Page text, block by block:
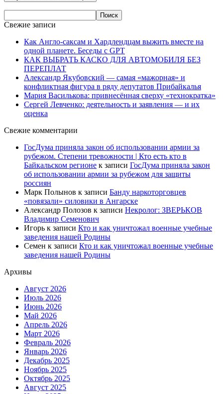
Свежие записи
Как Англо-саксам и Хардлендцам выжить вместе на
одной планете. Беседы с GPT
КАК ВЫБРАТЬ КАСКО ДЛЯ АВТОМОБИЛЯ БЕЗ
ПЕРЕПЛАТ
Александр Якубовский — самая «мажорная» и
конфликтная фигура в ряду депутатов Прибайкалья
Мария Василькова: привнесённая сверху «технократка»
Сергей Левченко: деятельность и заявления — и их
оценка
Свежие комментарии
ГосДума приняла закон об использовании армии за
рубежом. Степени тревожности | Кто есть кто в
Байкальском регионе к записи ГосДума приняла закон
об использовании армии за рубежом для защиты
россиян
Марк Полынов к записи Банду наркоторговцев
«повязали» силовики в Ангарске
Александр Полозов к записи Некролог: ЗВЕРЬКОВ
Владимир Семенович
Игорь к записи Кто и как уничтожал военные учебные
заведения нашей Родины
Семен к записи Кто и как уничтожал военные учебные
заведения нашей Родины
Архивы
Август 2026
Июль 2026
Июнь 2026
Май 2026
Апрель 2026
Март 2026
Февраль 2026
Январь 2026
Декабрь 2025
Ноябрь 2025
Октябрь 2025
Август 2025